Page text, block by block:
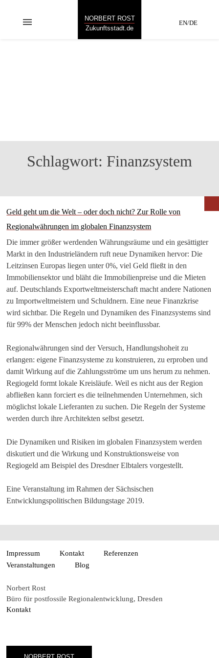
menu
Zukunftsstadt.de
NORBERT ROST
EN/DE
Schlagwort: Finanzsystem
Geld geht um die Welt – oder doch nicht? Zur Rolle von
Regionalwährungen im globalen Finanzsystem
Die immer größer werdenden Währungsräume und ein gesättigter
Markt in den Industrieländern ruft neue Dynamiken hervor: Die
Leitzinsen Europas liegen unter 0%, viel Geld fließt in den
Immobiliensektor und bläht die Immobilienpreise und die Mieten
auf. Deutschlands Exportweltmeisterschaft macht andere Nationen
zu Importweltmeistern und Schuldnern. Eine neue Finanzkrise
wird sichtbar. Die Regeln und Dynamiken des Finanzsystems sind
für 99% der Menschen jedoch nicht beeinflussbar.
Regionalwährungen sind der Versuch, Handlungshoheit zu
erlangen: eigene Finanzsysteme zu konstruieren, zu erproben und
damit Wirkung auf die Zahlungsströme um uns herum zu nehmen.
Regiogeld formt lokale Kreisläufe. Weil es nicht aus der Region
abfließen kann forciert es die teilnehmenden Unternehmen, sich
möglichst lokale Lieferanten zu suchen. Die Regeln der Systeme
werden durch ihre Architekten selbst gesetzt.
Die Dynamiken und Risiken im globalen Finanzsystem werden
diskutiert und die Wirkung und Konstruktionsweise von
Regiogeld am Beispiel des Dresdner Elbtalers vorgestellt.
Eine Veranstaltung im Rahmen der Sächsischen
Entwicklungspolitischen Bildungstage 2019.
Impressum Kontakt
Referenzen
Veranstaltungen
Blog
Norbert Rost
Büro für postfossile Regionalentwicklung, Dresden
Kontakt